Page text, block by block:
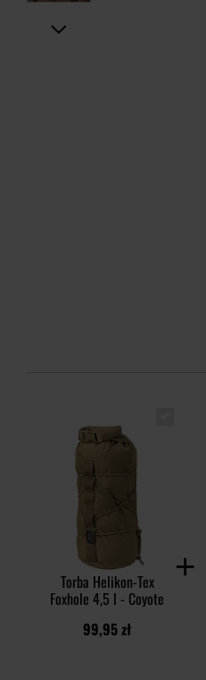
Torba Helikon-Tex
Foxhole 4,5 l - Coyote
99,95 zł